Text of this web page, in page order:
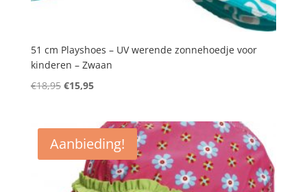
51 cm Playshoes – UV werende zonnehoedje voor
kinderen – Zwaan
€18,95 Oorspronkelijke
€18,95.
€15,95Huidige
€15,95.
Aanbieding!